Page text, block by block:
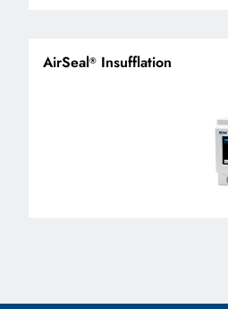
AirSeal® Insufflation